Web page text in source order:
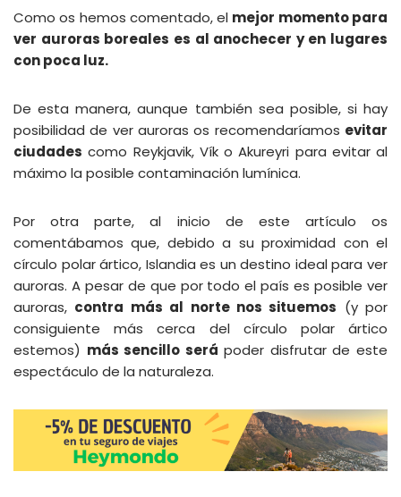
Como os hemos comentado, el mejor momento para
ver auroras boreales es al anochecer y en lugares
con poca luz.
De esta manera, aunque también sea posible, si hay
posibilidad de ver auroras os recomendaríamos evitar
ciudades como Reykjavik, Vík o Akureyri para evitar al
máximo la posible contaminación lumínica.
Por otra parte, al inicio de este artículo os
comentábamos que, debido a su proximidad con el
círculo polar ártico, Islandia es un destino ideal para ver
auroras. A pesar de que por todo el país es posible ver
auroras, contra más al norte nos situemos (y por
consiguiente más cerca del círculo polar ártico
estemos) más sencillo será poder disfrutar de este
espectáculo de la naturaleza.